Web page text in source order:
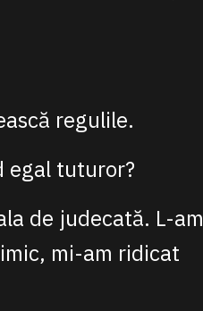
regulile.
egal tuturor?
de judecată. L-am
mi-am ridicat